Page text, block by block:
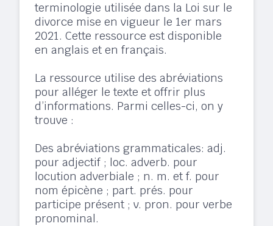
terminologie utilisée dans la Loi sur le
divorce mise en vigueur le 1er mars
2021. Cette ressource est disponible
en anglais et en français.
La ressource utilise des abréviations
pour alléger le texte et offrir plus
d’informations. Parmi celles-ci, on y
trouve :
Des abréviations grammaticales: adj.
pour adjectif ; loc. adverb. pour
locution adverbiale ; n. m. et f. pour
nom épicène ; part. prés. pour
participe présent ; v. pron. pour verbe
pronominal.